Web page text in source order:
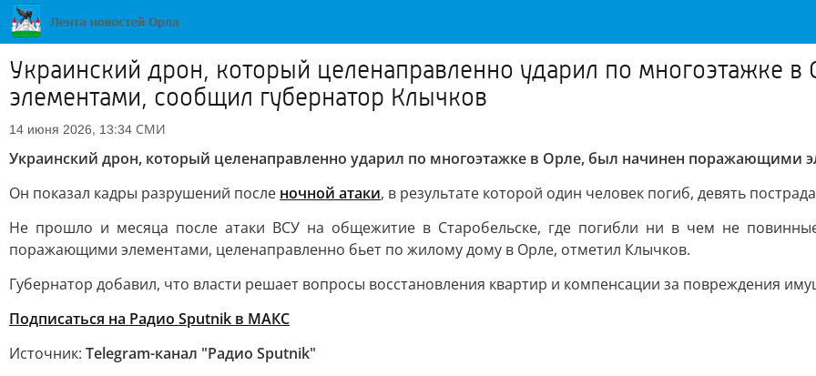
Украинский дрон, который целенаправленно ударил по многоэтажке
элементами, сообщил губернатор Клычков
14 июня 2026, 13:34 СМИ
Украинский дрон, который целенаправленно ударил по многоэтажке в Орле, был начинен поражающими
Он показал кадры разрушений после ночной атаки, в результате которой один человек погиб, девять
Не прошло и месяца после атаки ВСУ на общежитие в Старобельске, где погибли ни в чем не
поражающими элементами, целенаправленно бьет по жилому дому в Орле, отметил Клычков.
Губернатор добавил, что власти решает вопросы восстановления квартир и компенсации за повреждения
Подписаться на Радио Sputnik в МАКС
Источник: Telegram-канал "Радио Sputnik"